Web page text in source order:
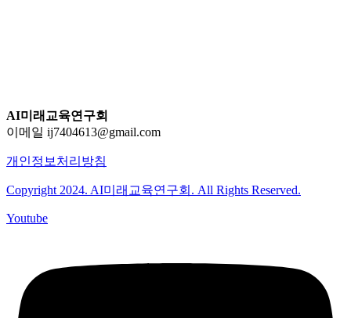
AI미래교육연구회
이메일 ij7404613@gmail.com
개인정보처리방침
Copyright 2024. AI미래교육연구회. All Rights Reserved.
Youtube